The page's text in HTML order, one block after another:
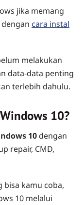
jika memang
cara instal
melakukan
data-data penting
terlebih dahulu.
10?
10 dengan
repair, CMD,
bisa kamu coba,
10 melalui